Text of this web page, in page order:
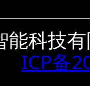
能科技
ICP备